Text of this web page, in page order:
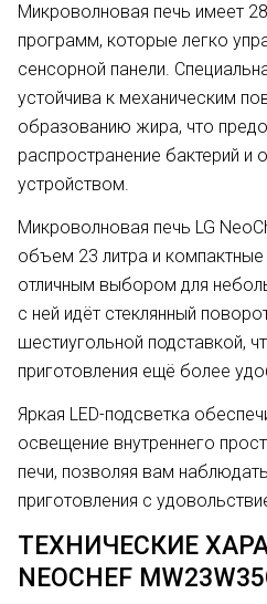
Микроволновая печь имеет
программ, которые легко
сенсорной панели.
устойчива к механическим
образованию жира, что
распространение бактерий и
устройством.
Микроволновая печь LG
объем 23 литра и компактные
отличным выбором для
с ней идёт стеклянный
шестиугольной подставкой,
приготовления ещё более
Яркая LED-подсветка
освещение внутреннего
печи, позволяя вам
приготовления с
ТЕХНИЧЕСКИЕ
NEOCHEF